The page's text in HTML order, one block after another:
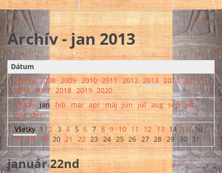
Archív - jan 2013
Dátum
Všetky 2008 2009 2010 2011 2012 2013 2014 2015
2016 2017 2018 2019 2020
Všetky jan feb mar apr máj jún júl aug sep okt
nov dec
Všetky 1 2 3 4 5 6 7 8 9 10 11 12 13 14 15 16
17 18 19 20 21 22 23 24 25 26 27 28 29 30 31
január 22nd